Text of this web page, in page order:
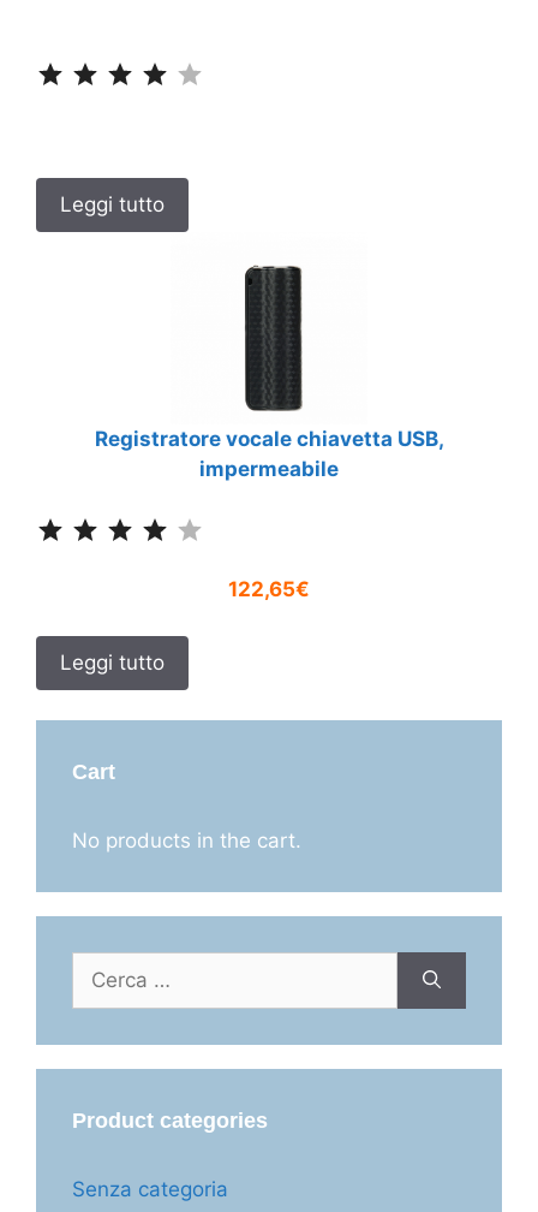
Leggi tutto
Registratore vocale chiavetta USB,
impermeabile
122,65€
Leggi tutto
Cart
No products in the cart.
Ricerca
Product categories
Senza categoria